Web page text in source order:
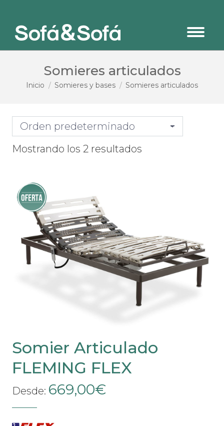
Somieres articulados
Estás aquí:
Inicio Somieres y bases Somieres articulados
Mostrando los 2 resultados
¡Oferta!
Somier Articulado
FLEMING FLEX
Desde: 669,00€